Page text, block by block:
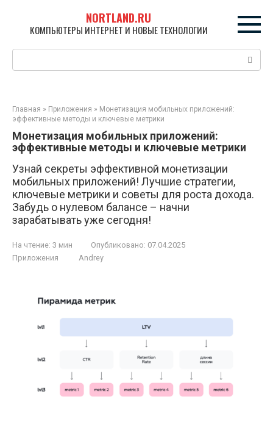
контенту
NORTLAND.RU
КОМПЬЮТЕРЫ ИНТЕРНЕТ И НОВЫЕ ТЕХНОЛОГИИ
Главная » Приложения » Монетизация мобильных приложений:
эффективные методы и ключевые метрики
Монетизация мобильных приложений:
эффективные методы и ключевые метрики
Узнай секреты эффективной монетизации
мобильных приложений! Лучшие стратегии,
ключевые метрики и советы для роста дохода.
Забудь о нулевом балансе – начни
зарабатывать уже сегодня!
На чтение: 3 мин Опубликовано: 07.04.2025
Приложения
Andrey